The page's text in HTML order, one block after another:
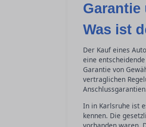
Garantie
Was ist
Der Kauf eines
eine
Garantie von
vertraglichen
In in Karlsruhe ist
kennen. Die